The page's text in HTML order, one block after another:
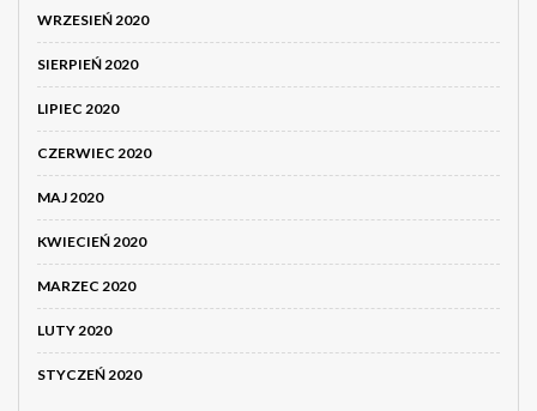
WRZESIEŃ 2020
SIERPIEŃ 2020
LIPIEC 2020
CZERWIEC 2020
MAJ 2020
KWIECIEŃ 2020
MARZEC 2020
LUTY 2020
STYCZEŃ 2020